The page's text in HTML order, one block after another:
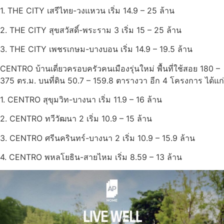
1. THE CITY เสรีไทย-วงแหวน เริ่ม 14.9 – 25 ล้าน
2. THE CITY สุขสวัสดิ์-พระราม 3 เริ่ม 15 – 25 ล้าน
3. THE CITY เพชรเกษม-บางบอน เริ่ม 14.9 – 19.5 ล้าน
CENTRO บ้านเดี่ยวครอบครัวคนเมืองรุ่นใหม่ พื้นที่ใช้สอย 180 –
375 ตร.ม. บนที่ดิน 50.7 – 159.8 ตารางวา อีก 4 โครงการ ได้แก่
1. CENTRO สุขุมวิท-บางนา เริ่ม 11.9 – 16 ล้าน
2. CENTRO ทวีวัฒนา 2 เริ่ม 10.9 – 15 ล้าน
3. CENTRO ศรีนครินทร์-บางนา 2 เริ่ม 10.9 – 15.9 ล้าน
4. CENTRO พหลโยธิน-สายไหม เริ่ม 8.59 – 13 ล้าน